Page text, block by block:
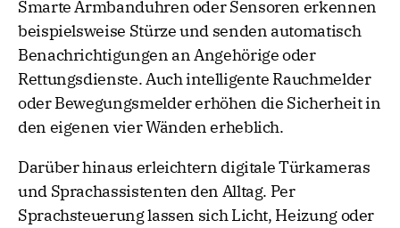
Smarte Armbanduhren oder Sensoren erkennen
beispielsweise Stürze und senden automatisch
Benachrichtigungen an Angehörige oder
Rettungsdienste. Auch intelligente Rauchmelder
oder Bewegungsmelder erhöhen die Sicherheit in
den eigenen vier Wänden erheblich.
Darüber hinaus erleichtern digitale Türkameras
und Sprachassistenten den Alltag. Per
Sprachsteuerung lassen sich Licht, Heizung oder